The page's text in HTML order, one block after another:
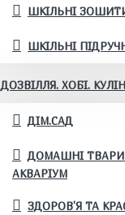
ШКІЛЬНІ
ШКІЛЬНІ
ДОЗВІЛЛЯ. ХОБІ.
ДІМ.САД
ДОМАШНІ
АКВАРІУМ
ЗДОРОВ'Я ТА